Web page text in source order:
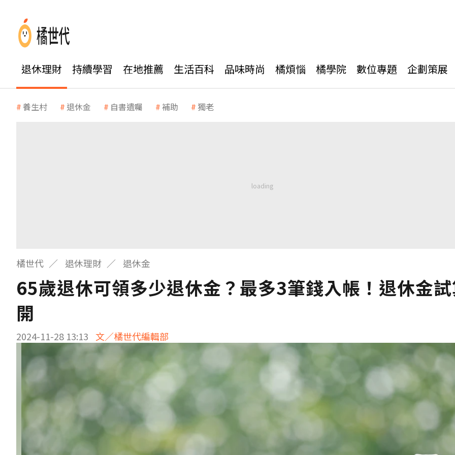
退休理財 持續學習 在地推薦 生活百科 品味時尚 橘煩惱 橘學院 數位專題 企劃策展
養生村 退休金 自書遺囑 補助 獨老
橘世代 退休理財 退休金
65歲退休可領多少退休金？最多3筆錢入帳！退休金
開
2024-11-28 13:13 文／橘世代編輯部